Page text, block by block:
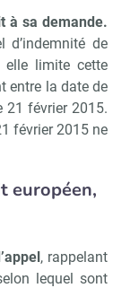
à sa demande.
de
elle limite cette
entre la date de
21 février 2015.
février 2015 ne
européen,
, rappelant
lequel sont